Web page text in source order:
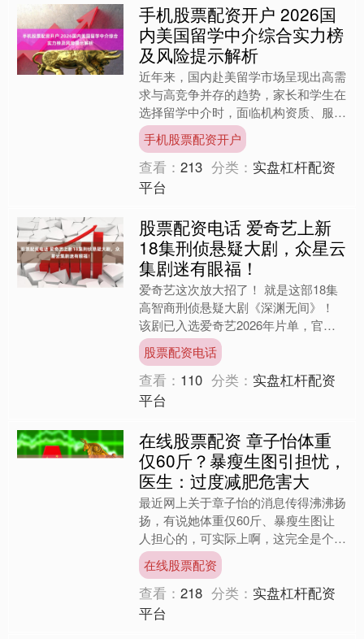
手机股票配资开户 2026国
内美国留学中介综合实力榜
及风险提示解析
近年来，国内赴美留学市场呈现出高需
求与高竞争并存的趋势，家长和学生在
选择留学中介时，面临机构资质、服务
内容、成功率、费用透明度等多重考
量。本文依据服务案例数量、....
手机股票配资开户
查看：213 分类： 实盘杠杆配资
平台
股票配资电话 爱奇艺上新
18集刑侦悬疑大剧，众星云
集剧迷有眼福！
爱奇艺这次放大招了！ 就是这部18集
高智商刑侦悬疑大剧《深渊无间》！
该剧已入选爱奇艺2026年片单，官方
已释出全阵容官宣信息与重磅预告，光
是片花就让观众期待值....
股票配资电话
查看： 110 分类： 实盘杠杆配资
平台
在线股票配资 章子怡体重
仅60斤？暴瘦生图引担忧，
医生：过度减肥危害大
最近网上关于章子怡的消息传得沸沸扬
扬，有说她体重仅60斤、暴瘦生图让
人担心的，可实际上啊，这完全是个乌
龙。真实情况是，47岁的章子怡为了
即将在四月开拍的新电影，....
在线股票配资
查看：218 分类： 实盘杠杆配资
平台